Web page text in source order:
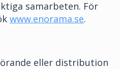
samarbeten. För
www.enorama.se.
eller distribution